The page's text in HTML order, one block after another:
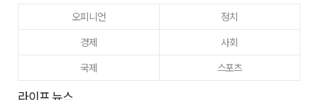
오피니언
정치
경제
사회
국제
스포츠
라이프 뉴스